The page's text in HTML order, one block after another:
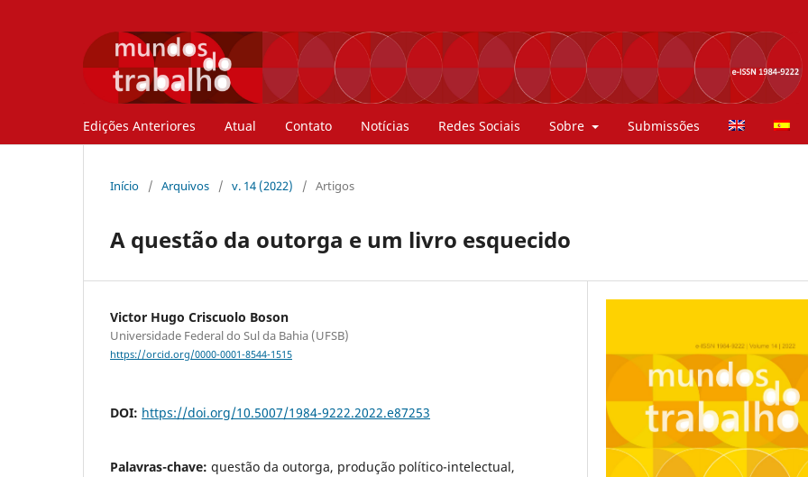
Edições Anteriores Atual Contato Notícias Redes Sociais Sobre Submissões
Início / Arquivos / v. 14 (2022) / Artigos
A questão da outorga e um livro esquecido
Victor Hugo Criscuolo Boson
Universidade Federal do Sul da Bahia (UFSB)
https://orcid.org/0000-0001-8544-1515
DOI: https://doi.org/10.5007/1984-9222.2022.e87253
Palavras-chave: questão da outorga, produção político-intelectual,